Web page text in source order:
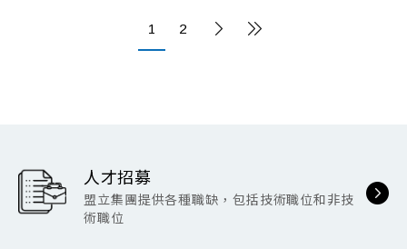
1 2
人才招募
盟立集團提供各種職缺，包括技術職位和非技
術職位